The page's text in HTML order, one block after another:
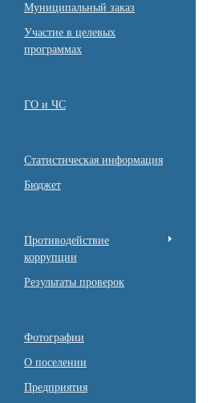
Муниципальный заказ
Участие в целевых
программах
ГО и ЧС
Статистическая информация
Бюджет
Противодействие
коррупции
Результаты проверок
Фотографии
О поселении
Предприятия